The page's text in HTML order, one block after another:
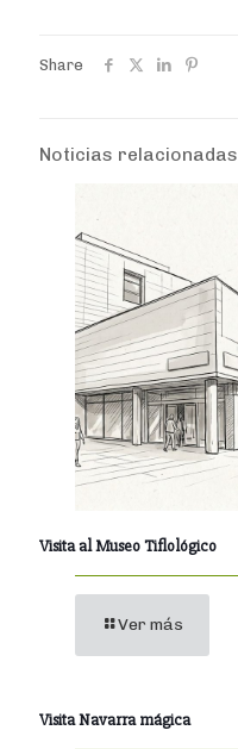
Share
Noticias relacionadas
Visita al Museo Tiflológico
Ver más
Visita Navarra mágica